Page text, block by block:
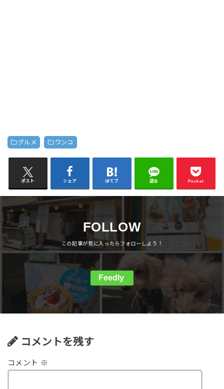
グルメ ワンコ
ポスト シェア はてブ 送る Pocket
FOLLOW
Feedly
コメントを残す
コメント ※